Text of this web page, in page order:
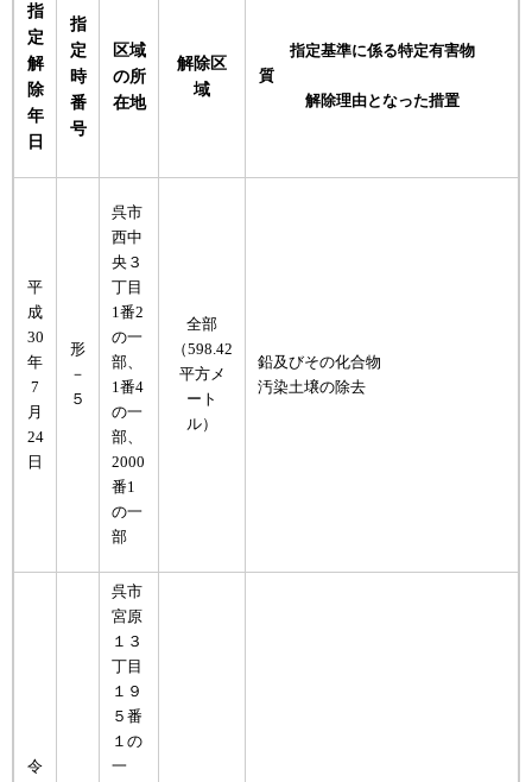
指
定
解
除
年
日
指
定
時
番
号
区域
の所
在地
解除区
域
指定基準に係る特定有害物
質
解除理由となった措置
平
成
30
年
7
月
24
日
形
－
５
呉市
西中
央３
丁目
1番2
の一
部、
1番4
の一
部、
2000
番1
の一
部
全部
（598.42
平方メ
ート
ル）
鉛及びその化合物
汚染土壌の除去
令
呉市
宮原
１３
丁目
１９
５番
１の
一